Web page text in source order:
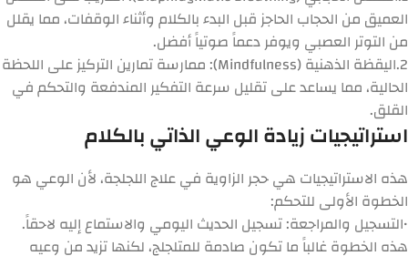
العميق من الحجاب الحاجز قبل البدء بالكلام وأثناء الوقفات، مما يقلل
من التوتر العصبي ويوفر دعماً صوتياً أفضل.
2. اليقظة الذهنية (Mindfulness):
ممارسة تمارين التركيز على اللحظة
الحالية، مما يساعد على تقليل سرعة التفكير المندفعة والتحكم في
القلق.
استراتيجيات زيادة الوعي الذاتي بالكلام
هذه الاستراتيجيات هي حجر الزاوية في علاج اللجلجة، لأن الوعي هو
الخطوة الأولى للتحكم:
•التسجيل والمراجعة:تسجيل الحديث اليومي والاستماع إليه لاحقاً.
هذه الخطوة غالباً ما تكون صادمة للمتلجلج، لكنها تزيد من وعيه